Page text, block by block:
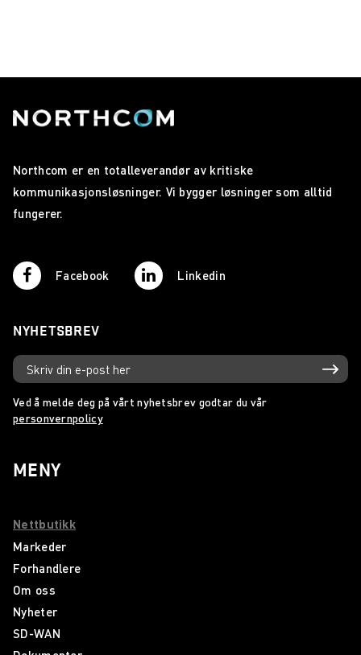
Northcom er en totalleverandør av kritiske
kommunikasjonsløsninger. Vi bygger løsninger som alltid
fungerer.
Facebook Linkedin
NYHETSBREV
Ved å melde deg på vårt nyhetsbrev godtar du vår
personvernpolicy
MENY
Nettbutikk
Markeder
Forhandlere
Om oss
Nyheter
SD-WAN